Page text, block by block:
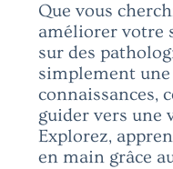
Que vous
améliorer votre
sur des
simplement
connaissances,
guider vers une
Explorez,
en main grâce